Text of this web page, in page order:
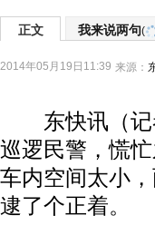
正文 我来说两句(
2014年05月19日11:39 来源：
东快讯（记
巡逻民警，慌
车内空间太小
逮了个正着。